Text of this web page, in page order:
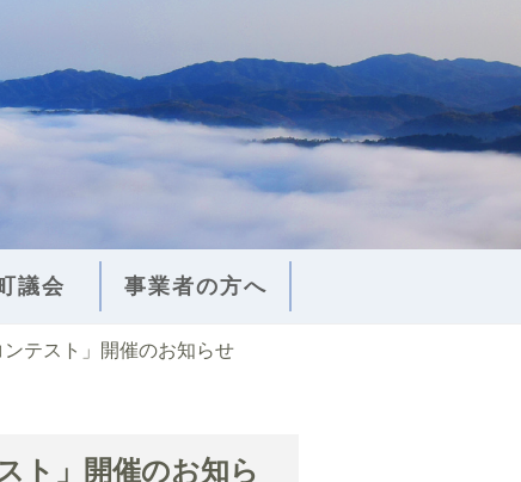
議会 事業者の方へ
テスト」開催のお知らせ
ト」開催のお知ら